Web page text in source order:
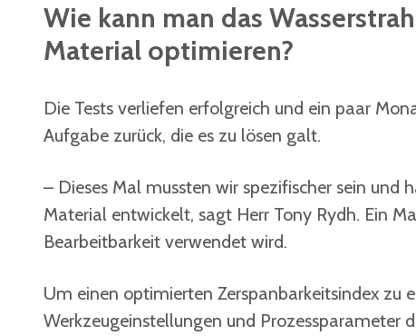
Wie kann man das
Material optimieren?
Die Tests verliefen erfolgreich und ein paar
Aufgabe zurück, die es zu lösen galt.
– Dieses Mal mussten wir spezifischer sein und
Material entwickelt, sagt Herr Tony Rydh. Ein
Bearbeitbarkeit verwendet wird.
Um einen optimierten Zerspanbarkeitsindex zu
Werkzeugeinstellungen und Prozessparameter